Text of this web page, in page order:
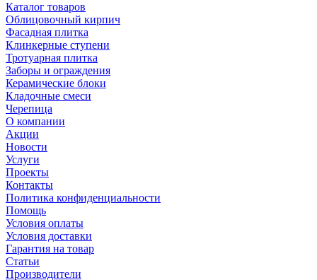
Каталог товаров
Облицовочный кирпич
Фасадная плитка
Клинкерные ступени
Тротуарная плитка
Заборы и ограждения
Керамические блоки
Кладочные смеси
Черепица
О компании
Акции
Новости
Услуги
Проекты
Контакты
Политика конфиденциальности
Помощь
Условия оплаты
Условия доставки
Гарантия на товар
Статьи
Производители